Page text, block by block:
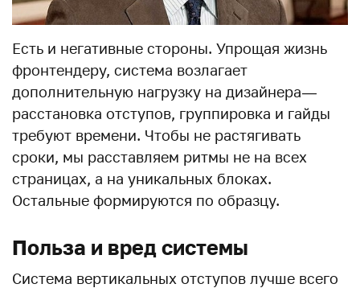
Есть и негативные стороны. Упрощая жизнь
фронтендеру, система возлагает
дополнительную нагрузку на дизайнера —
расстановка отступов, группировка и гайды
требуют времени. Чтобы не растягивать
сроки, мы расставляем ритмы не на всех
страницах, а на уникальных блоках.
Остальные формируются по образцу.
Польза и вред системы
Система вертикальных отступов лучше всего